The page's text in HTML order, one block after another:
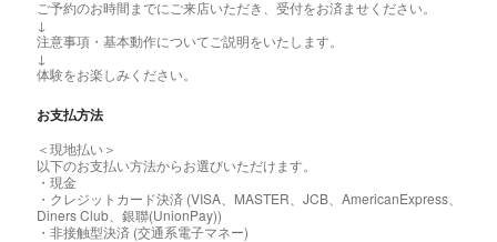
ご予約のお時間までにご来店いただき、受付をお済ませください。
↓
注意事項・基本動作についてご説明をいたします。
↓
体験をお楽しみください。
お支払方法
＜現地払い＞
以下のお支払い方法からお選びいただけます。
・現金
・クレジットカード決済 (VISA、MASTER、JCB、AmericanExpress、
Diners Club、銀聯(UnionPay))
・非接触型決済 (交通系電子マネー)